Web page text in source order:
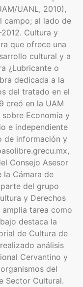
UANL, 2010),
campo; al lado de
Cultura y
que ofrece una
cultural y a
¿Lubricante o
dedicada a la
del tratado en el
creó en la UAM
Economía y
e independiente
de información y
Consejo Asesor
la Cámara de
del grupo
y Derechos
amplia tarea como
destaca la
de Cultura de
análisis
Cervantino y
del
Sector Cultural.